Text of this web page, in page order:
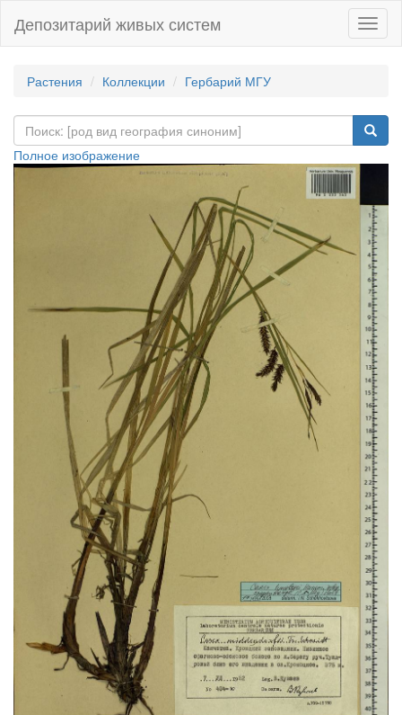
Депозитарий живых систем
Растения Коллекции Гербарий МГУ
Полное изображение